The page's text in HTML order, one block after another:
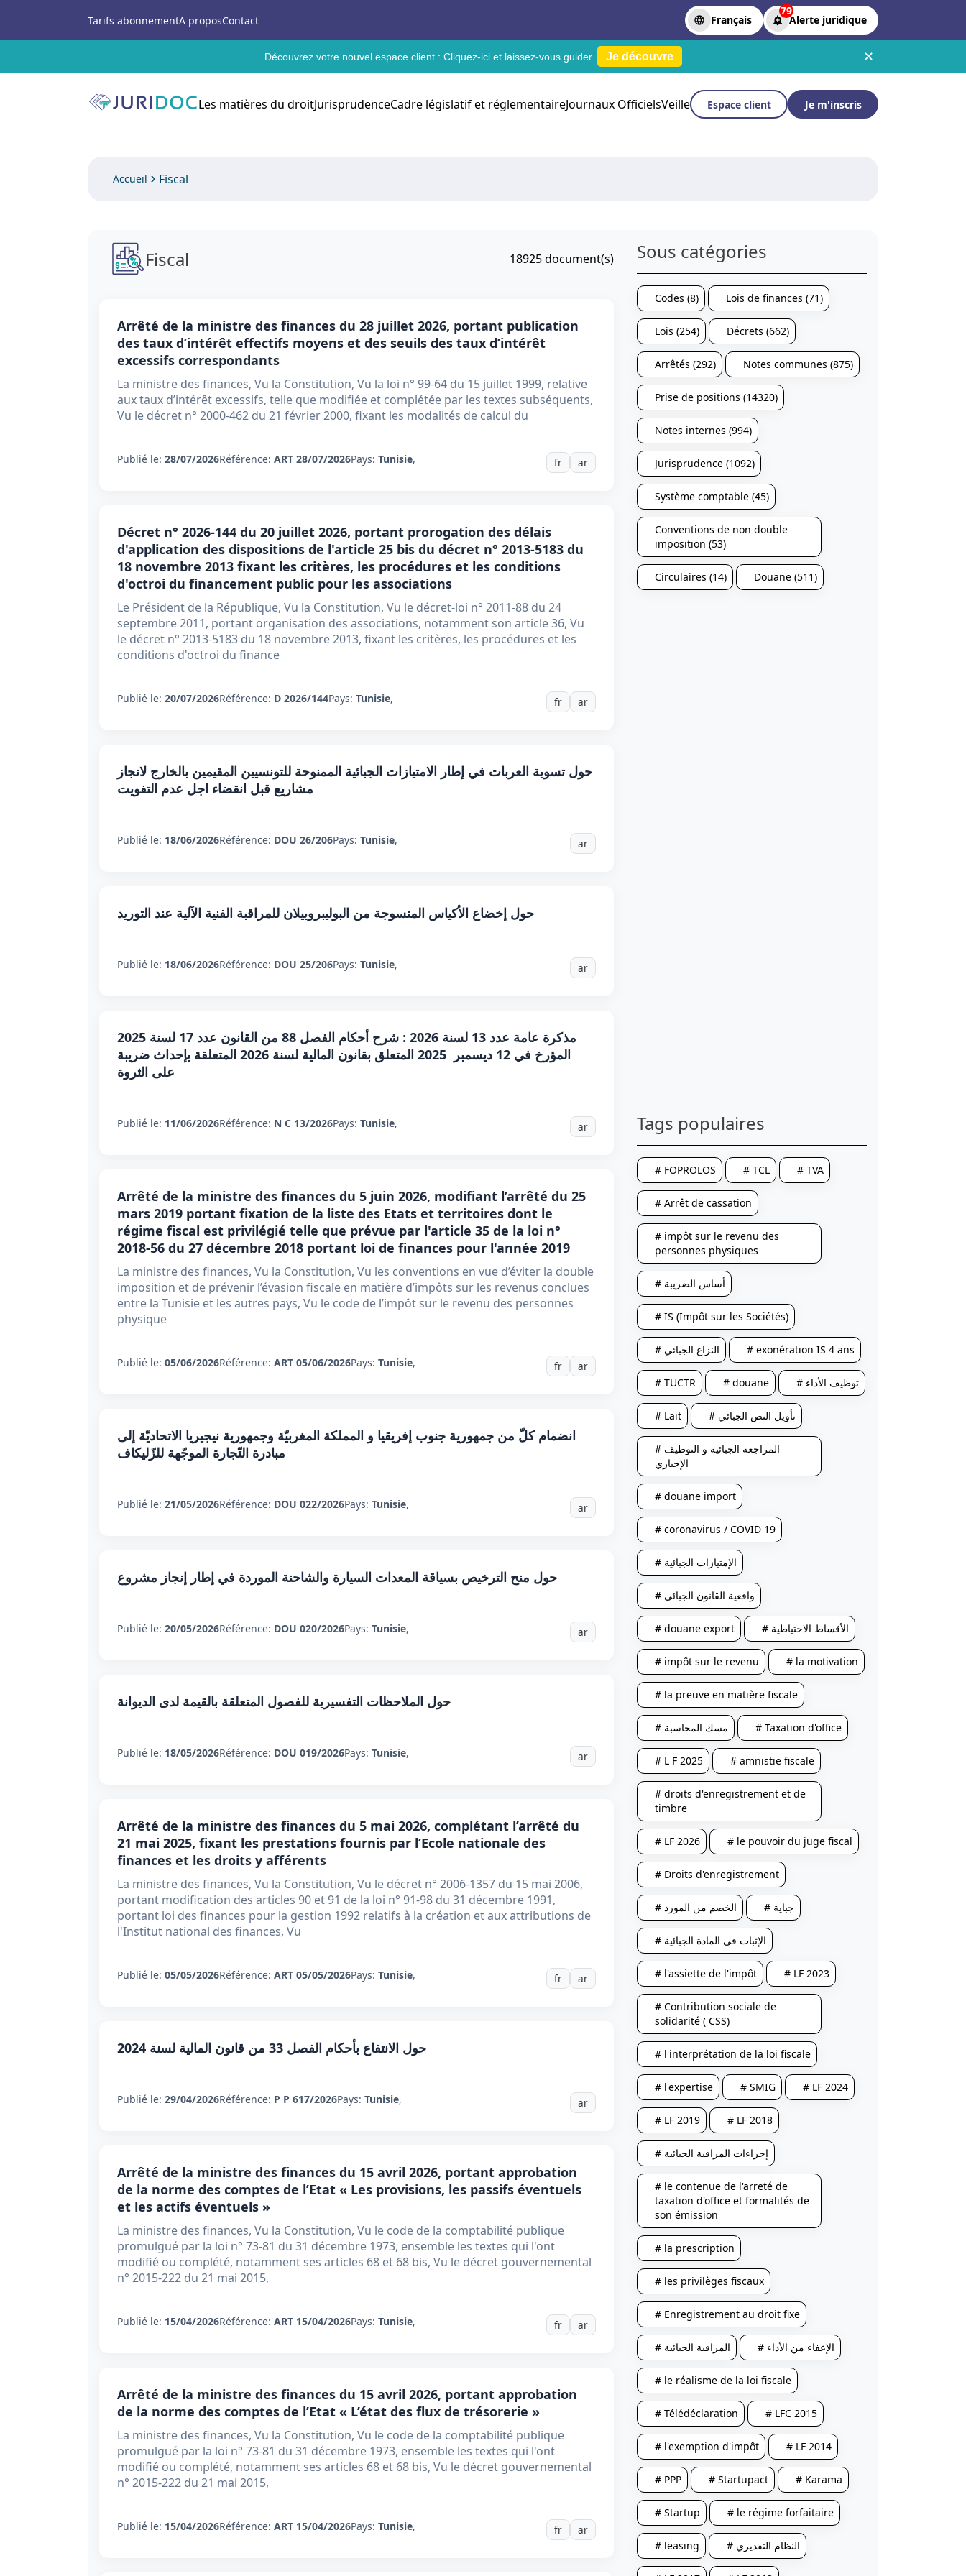
Tarifs abonnementA proposContact Français
79
Alerte juridique
Découvrez votre nouvel espace client : Cliquez-ici et laissez-vous guider. Je découvre ✕
Les matières du droitJurisprudenceCadre législatif et réglementaireJournaux OfficielsVeille Espace client Je m'inscris
Accueil Fiscal
Fiscal 18925document(s)
Arrêté de la ministre des finances du 28 juillet 2026, portant publication
des taux d’intérêt effectifs moyens et des seuils des taux d’intérêt
excessifs correspondants
La ministre des finances, Vu la Constitution, Vu la loi n° 99-64 du 15 juillet 1999, relative
aux taux d’intérêt excessifs, telle que modifiée et complétée par les textes subséquents,
Vu le décret n° 2000-462 du 21 février 2000, fixant les modalités de calcul du
Publié le: 28/07/2026Référence: ART 28/07/2026Pays: Tunisie, fr ar
Décret n° 2026-144 du 20 juillet 2026, portant prorogation des délais
d'application des dispositions de l'article 25 bis du décret n° 2013-5183 du
18 novembre 2013 fixant les critères, les procédures et les conditions
d'octroi du financement public pour les associations
Le Président de la République, Vu la Constitution, Vu le décret-loi n° 2011-88 du 24
septembre 2011, portant organisation des associations, notamment son article 36, Vu
le décret n° 2013-5183 du 18 novembre 2013, fixant les critères, les procédures et les
conditions d'octroi du finance
Publié le: 20/07/2026Référence: D 2026/144Pays: Tunisie, fr ar
حول تسوية العربات في إطار الامتيازات الجبائية الممنوحة للتونسيين المقيمين بالخارج لانجاز
مشاريع قبل انقضاء اجل عدم التفويت
Publié le: 18/06/2026Référence: DOU 26/206Pays: Tunisie, ar
حول إخضاع الأكياس المنسوجة من البوليبروبيلان للمراقبة الفنية الآلية عند التوريد
Publié le: 18/06/2026Référence: DOU 25/206Pays: Tunisie, ar
مذكرة عامة عدد 13 لسنة 2026 : شرح أحكام الفصل 88 من القانون عدد 17 لسنة 2025
المؤرخ في 12 ديسمبر 2025 المتعلق بقانون المالية لسنة 2026 المتعلقة بإحداث ضريبة
على الثروة
Publié le: 11/06/2026Référence: N C 13/2026Pays: Tunisie, ar
Arrêté de la ministre des finances du 5 juin 2026, modifiant l’arrêté du 25
mars 2019 portant fixation de la liste des Etats et territoires dont le
régime fiscal est privilégié telle que prévue par l'article 35 de la loi n°
2018-56 du 27 décembre 2018 portant loi de finances pour l'année 2019
La ministre des finances, Vu la Constitution, Vu les conventions en vue d’éviter la double
imposition et de prévenir l’évasion fiscale en matière d’impôts sur les revenus conclues
entre la Tunisie et les autres pays, Vu le code de l’impôt sur le revenu des personnes
physique
Publié le: 05/06/2026Référence: ART 05/06/2026Pays: Tunisie, fr ar
انضمام كلّ من جمهورية جنوب إفريقيا و المملكة المغربيّة وجمهورية نيجيريا الاتحاديّة إلى
مبادرة التّجارة الموجّهة للزّليكاف
Publié le: 21/05/2026Référence: DOU 022/2026Pays: Tunisie, ar
حول منح الترخيص بسياقة المعدات السيارة والشاحنة الموردة في إطار إنجاز مشروع
Publié le: 20/05/2026Référence: DOU 020/2026Pays: Tunisie, ar
حول الملاحظات التفسيرية للفصول المتعلقة بالقيمة لدى الديوانة
Publié le: 18/05/2026Référence: DOU 019/2026Pays: Tunisie, ar
Arrêté de la ministre des finances du 5 mai 2026, complétant l’arrêté du
21 mai 2025, fixant les prestations fournis par l’Ecole nationale des
finances et les droits y afférents
La ministre des finances, Vu la Constitution, Vu le décret n° 2006-1357 du 15 mai 2006,
portant modification des articles 90 et 91 de la loi n° 91-98 du 31 décembre 1991,
portant loi des finances pour la gestion 1992 relatifs à la création et aux attributions de
l'Institut national des finances, Vu
Publié le: 05/05/2026Référence: ART 05/05/2026Pays: Tunisie, fr ar
حول الانتفاع بأحكام الفصل 33 من قانون المالية لسنة 2024
Publié le: 29/04/2026Référence: P P 617/2026Pays: Tunisie, ar
Arrêté de la ministre des finances du 15 avril 2026, portant approbation
de la norme des comptes de l’Etat « Les provisions, les passifs éventuels
et les actifs éventuels »
La ministre des finances, Vu la Constitution, Vu le code de la comptabilité publique
promulgué par la loi n° 73-81 du 31 décembre 1973, ensemble les textes qui l'ont
modifié ou complété, notamment ses articles 68 et 68 bis, Vu le décret gouvernemental
n° 2015-222 du 21 mai 2015,
Publié le: 15/04/2026Référence: ART 15/04/2026Pays: Tunisie, fr ar
Arrêté de la ministre des finances du 15 avril 2026, portant approbation
de la norme des comptes de l’Etat « L’état des flux de trésorerie »
La ministre des finances, Vu la Constitution, Vu le code de la comptabilité publique
promulgué par la loi n° 73-81 du 31 décembre 1973, ensemble les textes qui l'ont
modifié ou complété, notamment ses articles 68 et 68 bis, Vu le décret gouvernemental
n° 2015-222 du 21 mai 2015,
Publié le: 15/04/2026Référence: ART 15/04/2026Pays: Tunisie, fr ar
Sous catégories
Codes (8) Lois de finances (71)
Lois (254) Décrets (662)
Arrêtés (292) Notes communes (875)
Prise de positions (14320)
Notes internes (994)
Jurisprudence (1092)
Système comptable (45)
Conventions de non double
imposition (53)
Circulaires (14) Douane (511)
Tags populaires
# FOPROLOS # TCL # TVA
# Arrêt de cassation
# impôt sur le revenu des
personnes physiques
# أساس الضريبة
# IS (Impôt sur les Sociétés)
# النزاع الجبائي # exonération IS 4 ans
# TUCTR # douane # توظيف الأداء
# Lait # تأويل النص الجبائي
# المراجعة الجبائية و التوظيف
الإجباري
# douane import
# coronavirus / COVID 19
# الإمتيازات الجبائية
# واقعية القانون الجبائي
# douane export # الأقساط الاحتياطية
# impôt sur le revenu # la motivation
# la preuve en matière fiscale
# مسك المحاسبة # Taxation d'office
# L F 2025 # amnistie fiscale
# droits d'enregistrement et de
timbre
# LF 2026 # le pouvoir du juge fiscal
# Droits d'enregistrement
# الخصم من المورد # جباية
# الإثبات في المادة الجبائية
# l'assiette de l'impôt # LF 2023
# Contribution sociale de
solidarité ( CSS)
# l'interprétation de la loi fiscale
# l'expertise # SMIG # LF 2024
# LF 2019 # LF 2018
# إجراءات المراقبة الجبائية
# le contenue de l'arreté de
taxation d'office et formalités de
son émission
# la prescription
# les privilèges fiscaux
# Enregistrement au droit fixe
# المراقبة الجبائية # الإعفاء من الأداء
# le réalisme de la loi fiscale
# Télédéclaration # LFC 2015
# l'exemption d'impôt # LF 2014
# PPP # Startupact # Karama
# Startup # le régime forfaitaire
# leasing # النظام التقديري